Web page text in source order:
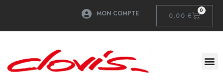
MON COMPTE 0,00€
0